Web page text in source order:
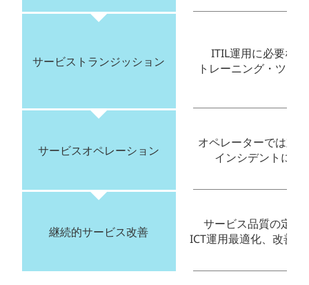
サービストランジッション
ITIL運用に必要な
トレーニング・ツー
サービスオペレーション
オペレーターでは対
インシデントにも
継続的サービス改善
サービス品質の定例
ICT運用最適化、改善